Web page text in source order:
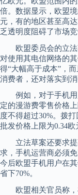
倍。数据显示，欧盟
元，有的地区甚至高
乏透明度阻碍了市场
欧盟委员会的立法
对使用其电信网络的
得“大幅高于成本”，
消费者，还对落实到
例如，对于手机用
定的漫游费零售价格
度不得超过30%。拨
批发价格上限为0.34欧
立法草案还要求提
求，手机运营商必须
今后欧盟手机用户在
省下70%。
欧盟相关官员称，